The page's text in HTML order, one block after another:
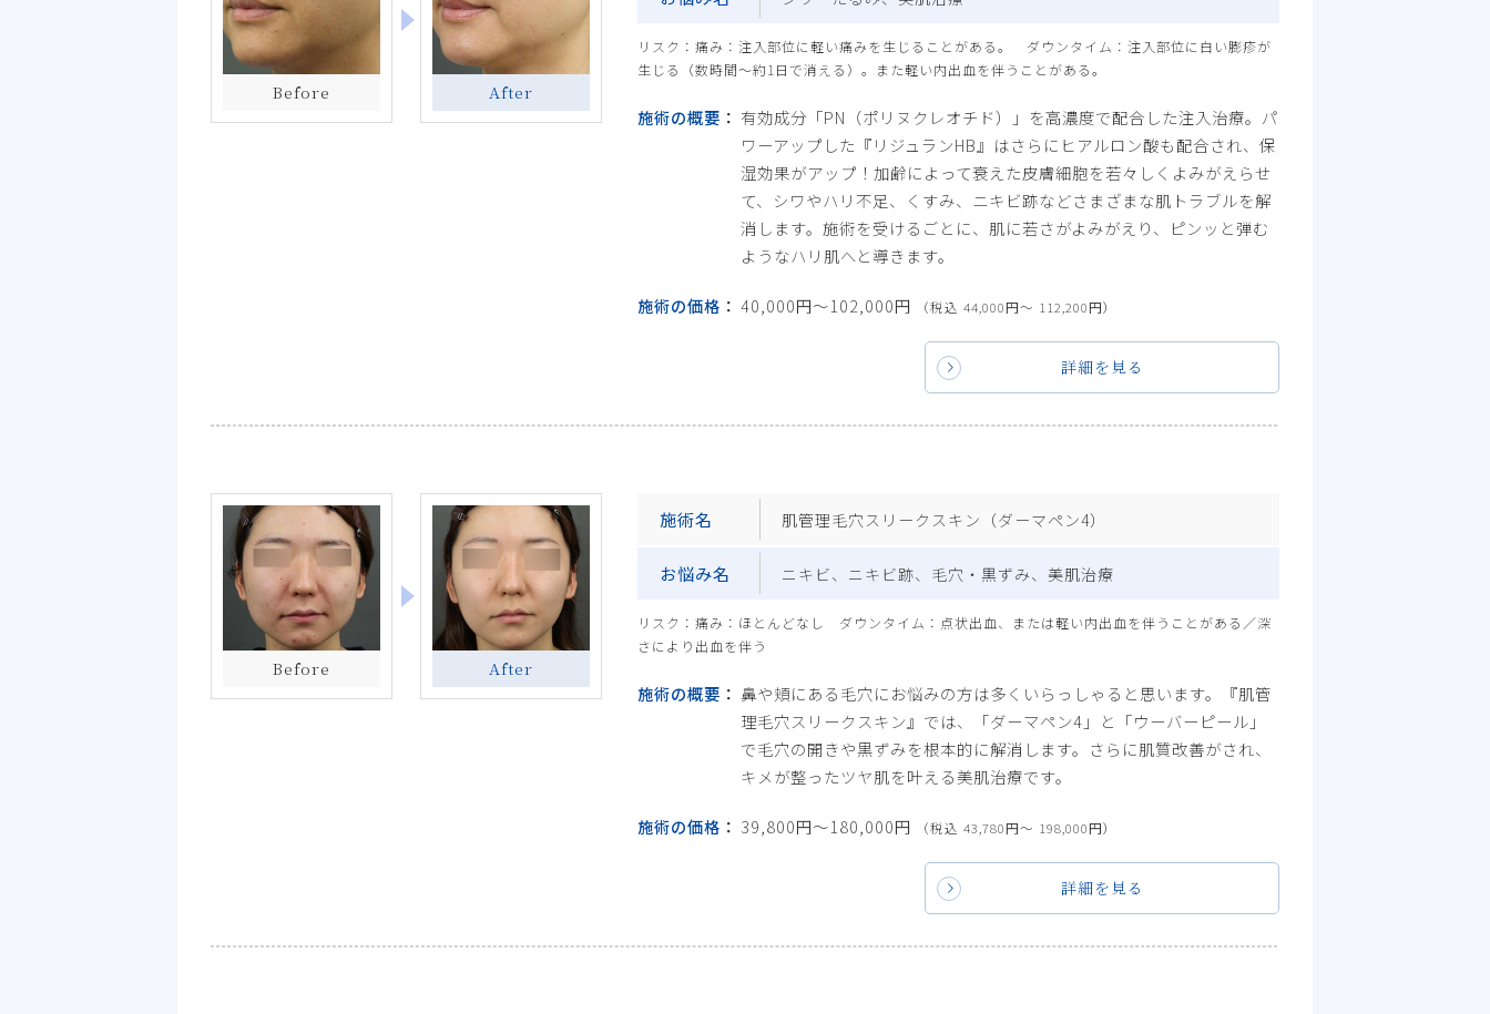
Before After
リスク：痛み：注入部位に軽い痛みを生じることがある。 ダウンタイム：注入部位に白い膨疹が
生じる（数時間～約1日で消える）。また軽い内出血を伴うことがある。
施術の概要
有効成分「PN（ポリヌクレオチド）」を高濃度で配合した注入治療。パ
ワーアップした『リジュランHB』はさらにヒアルロン酸も配合され、保
湿効果がアップ！加齢によって衰えた皮膚細胞を若々しくよみがえらせ
て、シワやハリ不足、くすみ、ニキビ跡などさまざまな肌トラブルを解
消します。施術を受けるごとに、肌に若さがよみがえり、ピンッと弾む
ようなハリ肌へと導きます。
施術の価格 40,000円〜102,000円 （税込 44,000円〜 112,200円）
詳細を見る
Before After
施術名 肌管理毛穴スリークスキン（ダーマペン4）
お悩み名 ニキビ、ニキビ跡、毛穴・黒ずみ、美肌治療
リスク：痛み：ほとんどなし ダウンタイム：点状出血、または軽い内出血を伴うことがある／深
さにより出血を伴う
施術の概要
鼻や頬にある毛穴にお悩みの方は多くいらっしゃると思います。『肌管
理毛穴スリークスキン』では、「ダーマペン4」と「ウーバーピール」
で毛穴の開きや黒ずみを根本的に解消します。さらに肌質改善がされ、
キメが整ったツヤ肌を叶える美肌治療です。
施術の価格 39,800円〜180,000円 （税込 43,780円〜 198,000円）
詳細を見る